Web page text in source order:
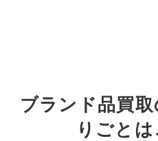
ブランド品買
りごと